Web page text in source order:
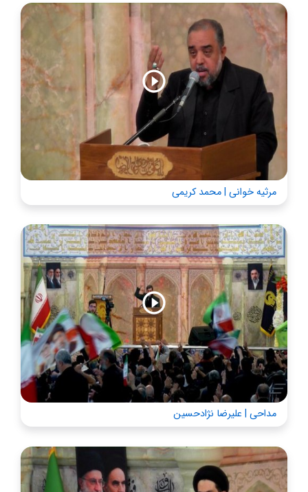
مرثیه خوانی | محمد کریمی
مداحی | علیرضا نژادحسین